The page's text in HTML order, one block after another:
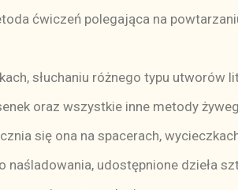
ćwiczeń polegająca na
słuchaniu różnego typu utworów
oraz wszystkie inne metody
się ona na spacerach,
udostępnione dzieła